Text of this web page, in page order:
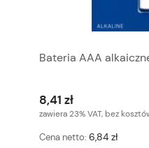
Bateria AAA
8,41 zł
zawiera 23% VAT, bez
Cena netto: 6,84 zł